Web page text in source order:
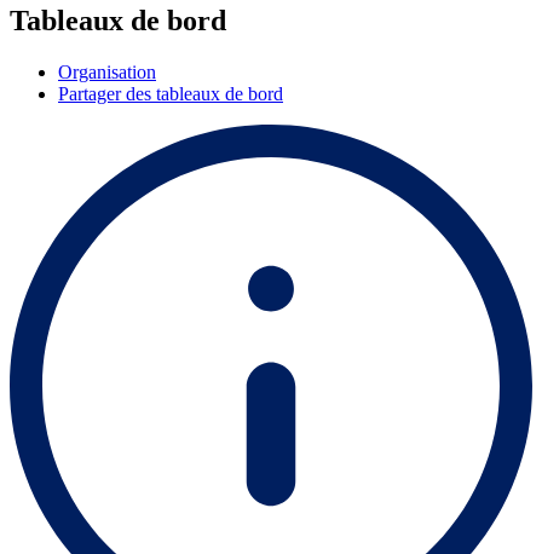
Tableaux de bord
Organisation
Partager des tableaux de bord